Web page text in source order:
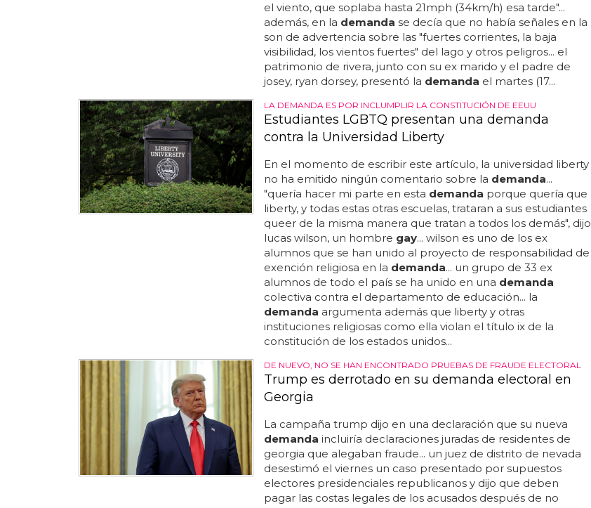
el viento, que soplaba hasta 21mph (34km/h) esa tarde"...
además, en la demanda se decía que no había señales en la
son de advertencia sobre las "fuertes corrientes, la baja
visibilidad, los vientos fuertes" del lago y otros peligros... el
patrimonio de rivera, junto con su ex marido y el padre de
josey, ryan dorsey, presentó la demanda el martes (17...
LA DEMANDA ES POR INCLUMPLIR LA CONSTITUCIÓN DE EEUU
Estudiantes LGBTQ presentan una demanda
contra la Universidad Liberty
En el momento de escribir este artículo, la universidad liberty
no ha emitido ningún comentario sobre la demanda...
"quería hacer mi parte en esta demanda porque quería que
liberty, y todas estas otras escuelas, trataran a sus estudiantes
queer de la misma manera que tratan a todos los demás", dijo
lucas wilson, un hombre gay... wilson es uno de los ex
alumnos que se han unido al proyecto de responsabilidad de
exención religiosa en la demanda... un grupo de 33 ex
alumnos de todo el país se ha unido en una demanda
colectiva contra el departamento de educación... la
demanda argumenta además que liberty y otras
instituciones religiosas como ella violan el título ix de la
constitución de los estados unidos...
DE NUEVO, NO SE HAN ENCONTRADO PRUEBAS DE FRAUDE ELECTORAL
Trump es derrotado en su demanda electoral en
Georgia
La campaña trump dijo en una declaración que su nueva
demanda incluiría declaraciones juradas de residentes de
georgia que alegaban fraude... un juez de distrito de nevada
desestimó el viernes un caso presentado por supuestos
electores presidenciales republicanos y dijo que deben
pagar las costas legales de los acusados después de no